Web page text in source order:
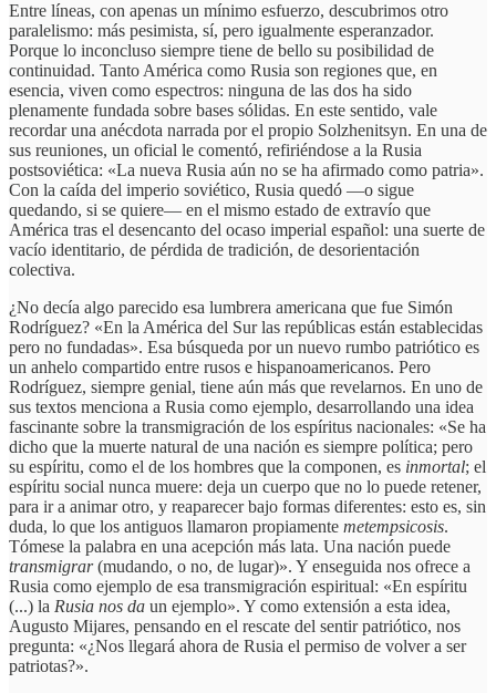
Entre líneas, con apenas un mínimo esfuerzo, descubrimos otro
paralelismo: más pesimista, sí, pero igualmente esperanzador.
Porque lo inconcluso siempre tiene de bello su posibilidad de
continuidad. Tanto América como Rusia son regiones que, en
esencia, viven como espectros: ninguna de las dos ha sido
plenamente fundada sobre bases sólidas. En este sentido, vale
recordar una anécdota narrada por el propio Solzhenitsyn. En una de
sus reuniones, un oficial le comentó, refiriéndose a la Rusia
postsoviética: «La nueva Rusia aún no se ha afirmado como patria».
Con la caída del imperio soviético, Rusia quedó —o sigue
quedando, si se quiere— en el mismo estado de extravío que
América tras el desencanto del ocaso imperial español: una suerte de
vacío identitario, de pérdida de tradición, de desorientación
colectiva.
¿No decía algo parecido esa lumbrera americana que fue Simón
Rodríguez? «En la América del Sur las repúblicas están establecidas
pero no fundadas». Esa búsqueda por un nuevo rumbo patriótico es
un anhelo compartido entre rusos e hispanoamericanos. Pero
Rodríguez, siempre genial, tiene aún más que revelarnos. En uno de
sus textos menciona a Rusia como ejemplo, desarrollando una idea
fascinante sobre la transmigración de los espíritus nacionales: «Se ha
dicho que la muerte natural de una nación es siempre política; pero
su espíritu, como el de los hombres que la componen, es inmortal; el
espíritu social nunca muere: deja un cuerpo que no lo puede retener,
para ir a animar otro, y reaparecer bajo formas diferentes: esto es, sin
duda, lo que los antiguos llamaron propiamente metempsicosis.
Tómese la palabra en una acepción más lata. Una nación puede
transmigrar(mudando, o no, de lugar)». Y enseguida nos ofrece a
Rusia como ejemplo de esa transmigración espiritual: «En espíritu
(...) la Rusia nos da un ejemplo». Y como extensión a esta idea,
Augusto Mijares, pensando en el rescate del sentir patriótico, nos
pregunta: «¿Nos llegará ahora de Rusia el permiso de volver a ser
patriotas?».